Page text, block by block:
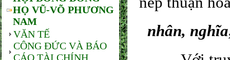
HỌ VŨ-VÕ PHƯƠNG
NAM
VĂN TẾ
CÔNG ĐỨC VÀ BÁO
CÁO TÀI CHÍNH
nhân, nghĩa